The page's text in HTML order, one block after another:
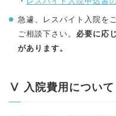
急遽、レスパイト入院を
ご相談下さい。 必要に応
があります。
Ⅴ 入院費用について